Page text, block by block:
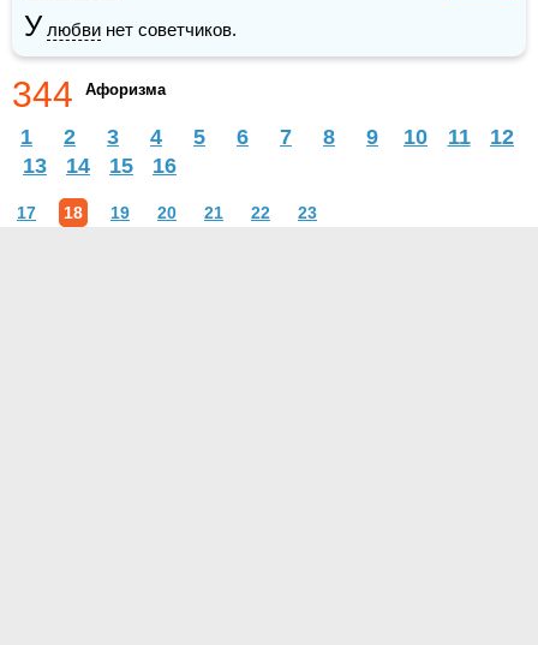
У любви нет советчиков.
344 Афоризма
1 2 3 4 5 6 7 8 9 10 11
12
13
14 15 16
17 18 19 20 21 22 23